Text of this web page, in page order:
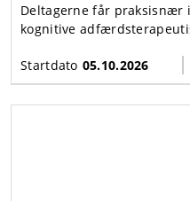
Deltagerne får
kognitive
på til at identificere de
Startdato 05.10.2026